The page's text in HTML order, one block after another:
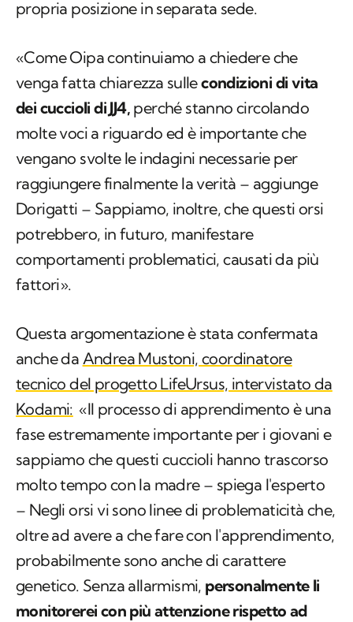
propria posizione in separata sede.
«Come Oipa continuiamo a chiedere che
venga fatta chiarezza sullecondizioni di vita
dei cuccioli di JJ4, perché stanno circolando
molte voci a riguardo ed è importante che
vengano svolte le indagini necessarie per
raggiungere finalmente la verità – aggiunge
Dorigatti – Sappiamo, inoltre, che questi orsi
potrebbero, in futuro, manifestare
comportamenti problematici, causati da più
fattori».
Questa argomentazione è stata confermata
anche da Andrea Mustoni, coordinatore
tecnico del progetto LifeUrsus, intervistato da
Kodami: «Il processo di apprendimento è una
fase estremamente importante per i giovani e
sappiamo che questi cuccioli hanno trascorso
molto tempo con la madre – spiega l'esperto
– Negli orsi vi sono linee di problematicità che,
oltre ad avere a che fare con l'apprendimento,
probabilmente sono anche di carattere
genetico. Senza allarmismi, personalmente li
monitorerei con più attenzione rispetto ad